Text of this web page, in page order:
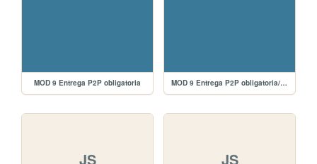
MOD 9 Entrega P2P obligatoria MOD 9 Entrega P2P obligatoria/tareaopcional
JS JS